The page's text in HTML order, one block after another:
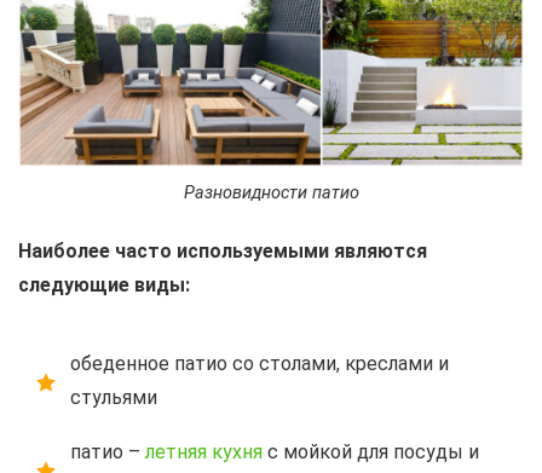
Разновидности патио
Наиболее часто используемыми являются
следующие виды:
обеденное патио со столами, креслами и
стульями
патио –летняя кухня с мойкой для посуды и